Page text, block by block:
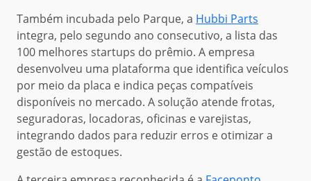
Também incubada pelo Parque, a Hubbi Parts
integra, pelo segundo ano consecutivo, a lista das
100 melhores startups do prêmio. A empresa
desenvolveu uma plataforma que identifica veículos
por meio da placa e indica peças compatíveis
disponíveis no mercado. A solução atende frotas,
seguradoras, locadoras, oficinas e varejistas,
integrando dados para reduzir erros e otimizar a
gestão de estoques.